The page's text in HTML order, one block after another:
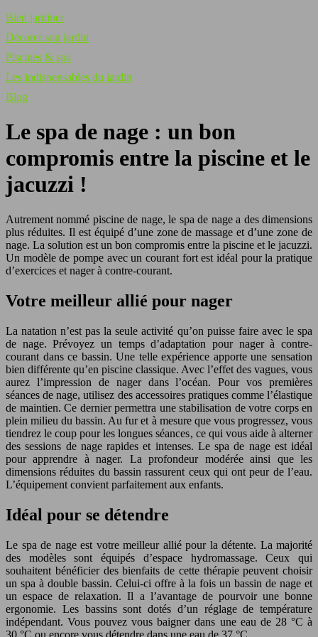
Bien jardiner
Décorer son jardin
Piscines & spa
Les indispensables du jardin
Blog
Le spa de nage : un bon
compromis entre la piscine et le
jacuzzi !
Autrement nommé piscine de nage, le spa de nage a des dimensions
plus réduites. Il est équipé d’une zone de massage et d’une zone de
nage. La solution est un bon compromis entre la piscine et le jacuzzi.
Un modèle de pompe avec un courant fort est idéal pour la pratique
d’exercices et nager à contre-courant.
Votre meilleur allié pour nager
La natation n’est pas la seule activité qu’on puisse faire avec le spa
de nage. Prévoyez un temps d’adaptation pour nager à contre-
courant dans ce bassin. Une telle expérience apporte une sensation
bien différente qu’en piscine classique. Avec l’effet des vagues, vous
aurez l’impression de nager dans l’océan. Pour vos premières
séances de nage, utilisez des accessoires pratiques comme l’élastique
de maintien. Ce dernier permettra une stabilisation de votre corps en
plein milieu du bassin. Au fur et à mesure que vous progressez, vous
tiendrez le coup pour les longues séances, ce qui vous aide à alterner
des sessions de nage rapides et intenses. Le spa de nage est idéal
pour apprendre à nager. La profondeur modérée ainsi que les
dimensions réduites du bassin rassurent ceux qui ont peur de l’eau.
L’équipement convient parfaitement aux enfants.
Idéal pour se détendre
Le spa de nage est votre meilleur allié pour la détente. La majorité
des modèles sont équipés d’espace hydromassage. Ceux qui
souhaitent bénéficier des bienfaits de cette thérapie peuvent choisir
un spa à double bassin. Celui-ci offre à la fois un bassin de nage et
un espace de relaxation. Il a l’avantage de pourvoir une bonne
ergonomie. Les bassins sont dotés d’un réglage de température
indépendant. Vous pouvez vous baigner dans une eau de 28 °C à
30 °C ou encore vous détendre dans une eau de 37 °C.